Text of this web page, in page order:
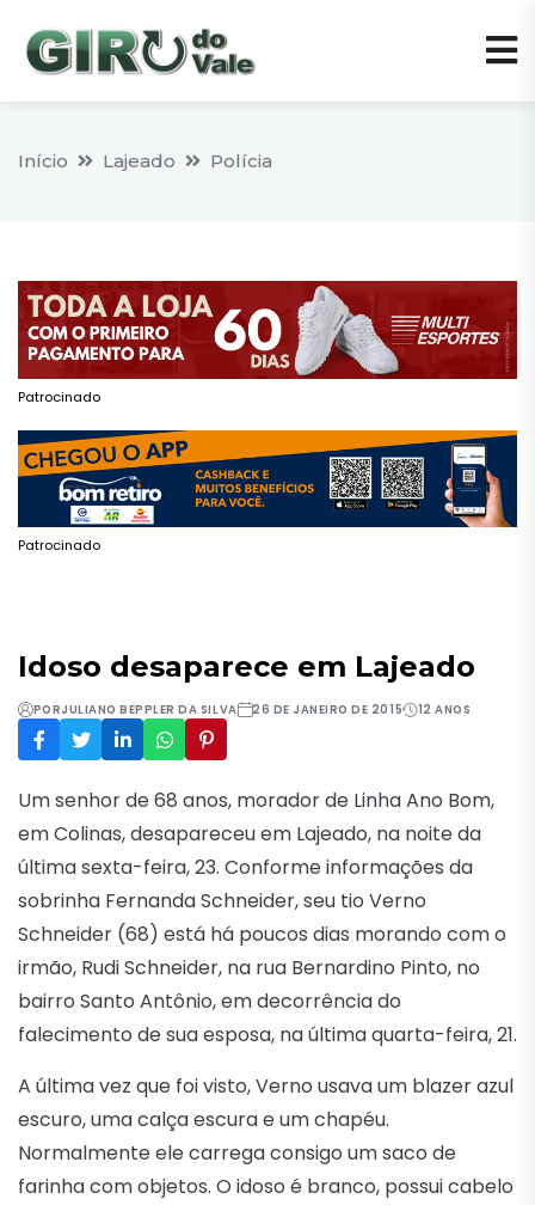
Início Lajeado Polícia
Patrocinado
Patrocinado
Idoso desaparece em Lajeado
PORJULIANO BEPPLER DA SILVA 26 DE JANEIRO DE 2015 12 ANOS
Um senhor de 68 anos, morador de Linha Ano Bom,
em Colinas, desapareceu em Lajeado, na noite da
última sexta-feira, 23. Conforme informações da
sobrinha Fernanda Schneider, seu tio Verno
Schneider (68) está há poucos dias morando com o
irmão, Rudi Schneider, na rua Bernardino Pinto, no
bairro Santo Antônio, em decorrência do
falecimento de sua esposa, na última quarta-feira, 21.
A última vez que foi visto, Verno usava um blazer azul
escuro, uma calça escura e um chapéu.
Normalmente ele carrega consigo um saco de
farinha com objetos. O idoso é branco, possui cabelo